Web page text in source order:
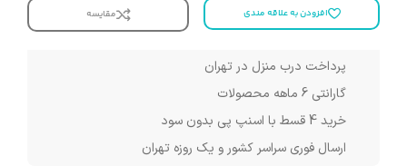
افزودن به علاقه مندی مقایسه
پرداخت درب منزل در تهران
گارانتی 6 ماهه محصولات
خرید 4 قسط با اسنپ پی بدون سود
ارسال فوری سراسر کشور و یک روزه تهران